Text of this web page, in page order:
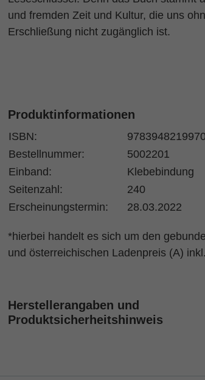
und fremden Zeit und Kultur, die uns
Erschließung nicht zugänglich ist.
Produktinformationen
ISBN:
9783948219970
Bestellnummer:
5002201
Einband:
Klebebindung
Seitenzahl:
240
Erscheinungstermin:
28.03.2022
*hierbei handelt es sich um den
und österreichischen Ladenpreis (A)
Herstellerangaben und
Produktsicherheitshinweis